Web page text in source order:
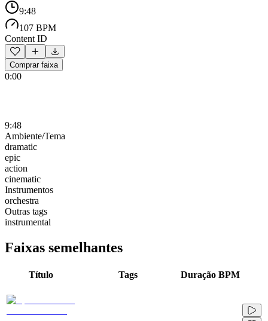
9:48
107 BPM
Content ID
Comprar faixa
0:00
9:48
Ambiente/Tema
dramatic
epic
action
cinematic
Instrumentos
orchestra
Outras tags
instrumental
Faixas semelhantes
Título Tags Duração BPM